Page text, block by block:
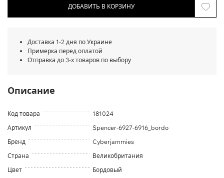
ДОБАВИТЬ В КОРЗИНУ
Доставка 1-2 дня по Украине
Примерка перед оплатой
Отправка до 3-х товаров по выбору
Описание
Код товара
181024
Артикул
Spencer-6927-6916_bordo
Бренд
Cyberjammies
Страна
Великобритания
Цвет
Бордовый